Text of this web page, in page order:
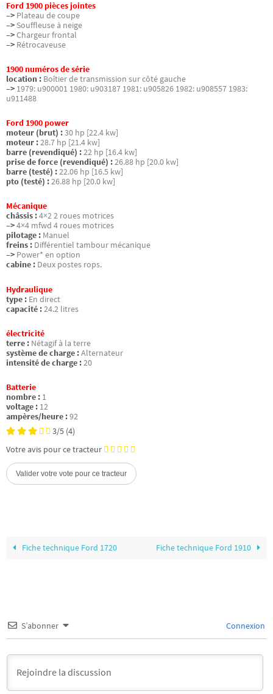
Ford 1900 pièces jointes
–> Plateau de coupe
–> Souffleuse à neige
–>Chargeur frontal
–> Rétrocaveuse
1900 numéros de série
location : Boîtier de transmission sur côté gauche
–> 1979: u900001 1980: u903187 1981: u905826 1982: u908557 1983:
u911488
Ford 1900 power
moteur (brut) :30 hp [22.4 kw]
moteur :28.7 hp [21.4 kw]
barre (revendiqué) :22 hp [16.4 kw]
prise de force (revendiqué) :26.88 hp [20.0 kw]
barre (testé) :22.06 hp [16.5 kw]
pto (testé) :26.88 hp [20.0 kw]
Mécanique
châssis :4×2 2 roues motrices
–>4×4 mfwd 4 roues motrices
pilotage : Manuel
freins : Différentiel tambour mécanique
–> Power* en option
cabine : Deux postes rops.
Hydraulique
type : En direct
capacité :24.2 litres
électricité
terre : Nétagif à la terre
système de charge :Alternateur
intensité de charge :20
Batterie
nombre : 1
voltage : 12
ampères/heure :92
3/5 (4)
Votre avis pour ce tracteur
Fiche technique Ford 1720 Fiche technique Ford 1910
S’abonner Connexion